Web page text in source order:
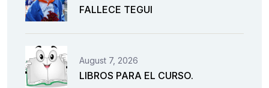
FALLECE TEGUI
August 7, 2026
LIBROS PARA EL CURSO.